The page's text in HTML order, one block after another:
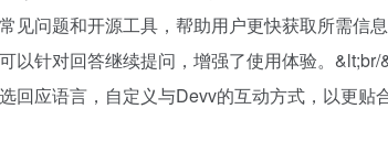
见问题和开源工具，帮助用户更快获取所需信
以针对回答继续提问，增强了使用体验。&lt;br/
回应语言，自定义与Devv的互动方式，以更贴